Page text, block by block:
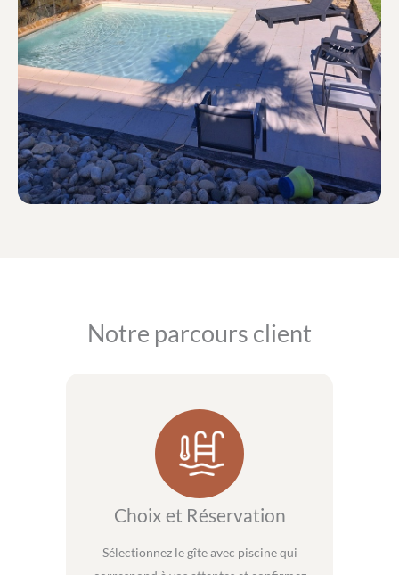
Notre parcours client
Choix et Réservation
Sélectionnez le gîte avec piscine qui